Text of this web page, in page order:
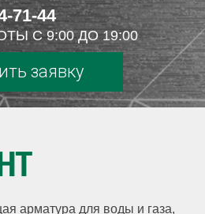
71-44
С 9:00 ДО 19:00
заявку
арматура для воды и газа,